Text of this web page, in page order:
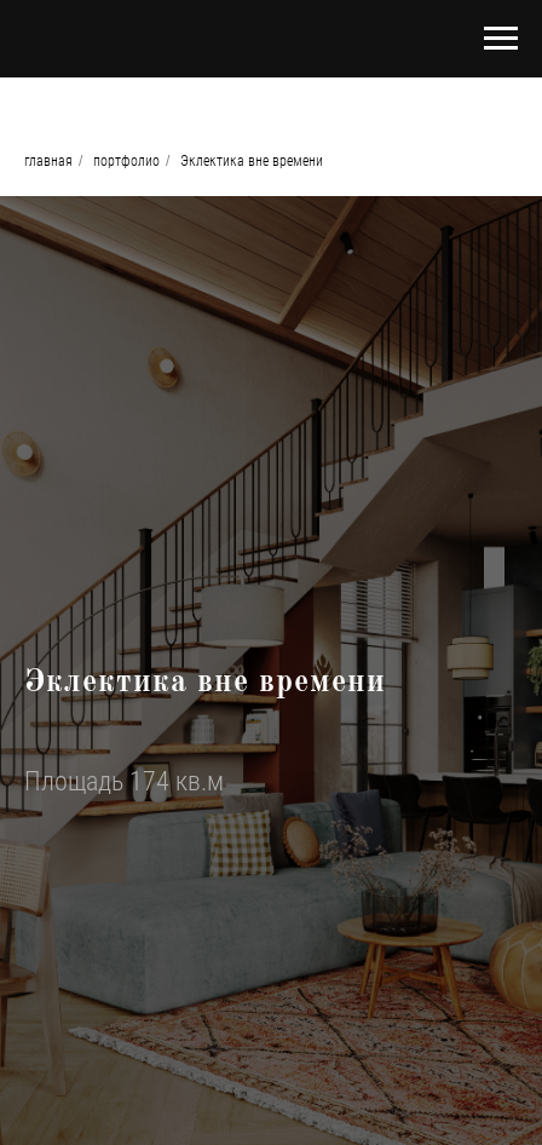
главная / портфолио / Эклектика вне времени
Эклектика вне времени
Площадь 174 кв.м